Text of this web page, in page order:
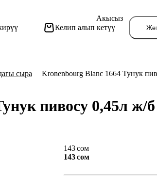
Келип алып кетүү
Акысыз
сыра Kronenbourg Blanc 1664 Тунук
пивосу 0,45л ж/б
143 сом
143 сом